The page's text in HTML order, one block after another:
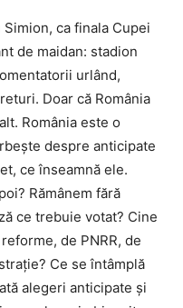
ca finala Cupei
de maidan: stadion
urlând,
Doar că România
România este o
despre anticipate
ce înseamnă ele.
Rămânem fără
ce trebuie votat? Cine
de PNRR, de
Ce se întâmplă
alegeri anticipate și